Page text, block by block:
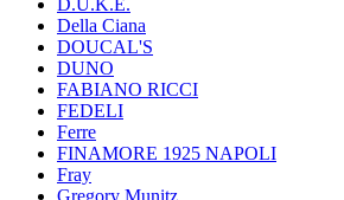
D.U.K.E.
Della Ciana
DOUCAL'S
DUNO
FABIANO RICCI
FEDELI
Ferre
FINAMORE 1925 NAPOLI
Fray
Gregory Munitz